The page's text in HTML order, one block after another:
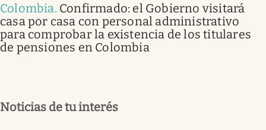
Colombia. Confirmado: el Gobierno visitará
casa por casa con personal administrativo
para comprobar la existencia de los titulares
de pensiones en Colombia
Noticias de tu interés